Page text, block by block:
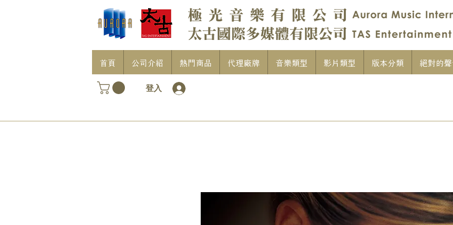
首頁 公司介紹 熱門商品 代理廠牌 音樂類型 影片類型 版本分類 絕對的
登入